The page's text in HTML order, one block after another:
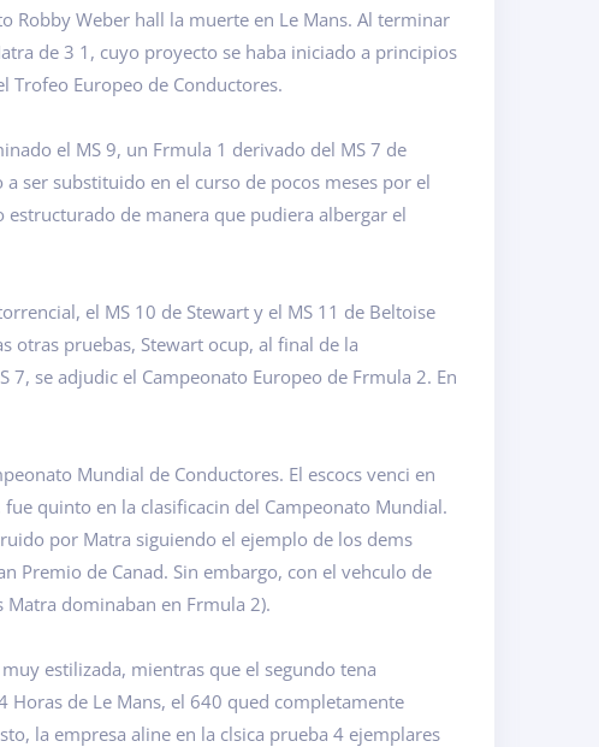
Robby Weber hall la muerte en Le Mans. Al terminar
de 3 1, cuyo proyecto se haba iniciado a principios
Trofeo Europeo de Conductores.
el MS 9, un Frmula 1 derivado del MS 7 de
ser substituido en el curso de pocos meses por el
estructurado de manera que pudiera albergar el
el MS 10 de Stewart y el MS 11 de Beltoise
otras pruebas, Stewart ocup, al final de la
se adjudic el Campeonato Europeo de Frmula 2. En
Mundial de Conductores. El escocs venci en
quinto en la clasificacin del Campeonato Mundial.
por Matra siguiendo el ejemplo de los dems
Premio de Canad. Sin embargo, con el vehculo de
dominaban en Frmula 2).
estilizada, mientras que el segundo tena
de Le Mans, el 640 qued completamente
la empresa aline en la clsica prueba 4 ejemplares